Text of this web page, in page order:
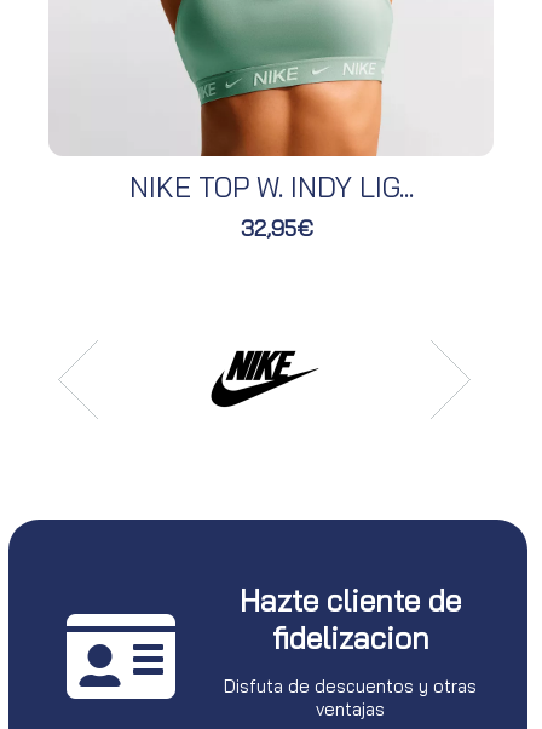
NIKE TOP W. INDY LIG...
32,95€
Hazte cliente de
fidelizacion
Disfuta de descuentos y otras
ventajas